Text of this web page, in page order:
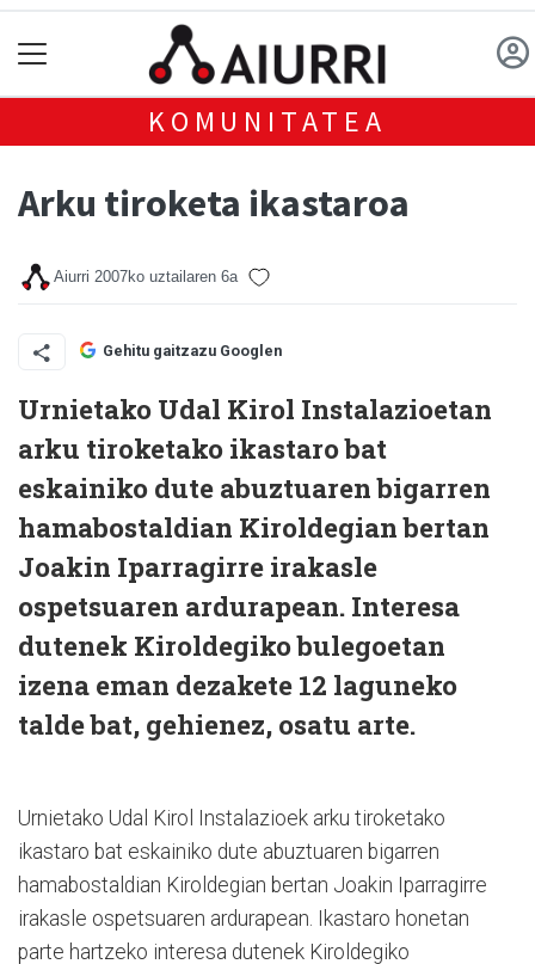
KOMUNITATEA
Arku tiroketa ikastaroa
Aiurri 2007ko uztailaren 6a
Gehitu gaitzazu Googlen
Urnietako Udal Kirol Instalazioetan
arku tiroketako ikastaro bat
eskainiko dute abuztuaren bigarren
hamabostaldian Kiroldegian bertan
Joakin Iparragirre irakasle
ospetsuaren ardurapean. Interesa
dutenek Kiroldegiko bulegoetan
izena eman dezakete 12 laguneko
talde bat, gehienez, osatu arte.
Urnietako Udal Kirol Instalazioek arku tiroketako
ikastaro bat eskainiko dute abuztuaren bigarren
hamabostaldian Kiroldegian bertan Joakin Iparragirre
irakasle ospetsuaren ardurapean. Ikastaro honetan
parte hartzeko interesa dutenek Kiroldegiko